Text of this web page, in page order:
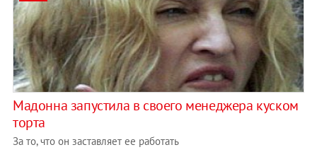
Мадонна запустила в своего менеджера куском
торта
За то, что он заставляет ее работать